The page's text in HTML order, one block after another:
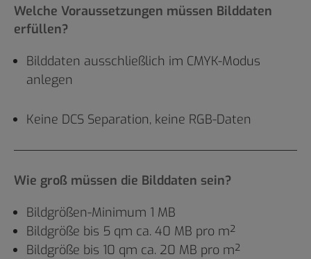
Welche Voraussetzungen müssen Bilddaten
erfüllen?
Bilddaten ausschließlich im CMYK-Modus
anlegen
Keine DCS Separation, keine RGB-Daten
Wie groß müssen die Bilddaten sein?
Bildgrößen-Minimum 1 MB
Bildgröße bis 5 qm ca. 40 MB pro m²
Bildgröße bis 10 qm ca. 20 MB pro m²